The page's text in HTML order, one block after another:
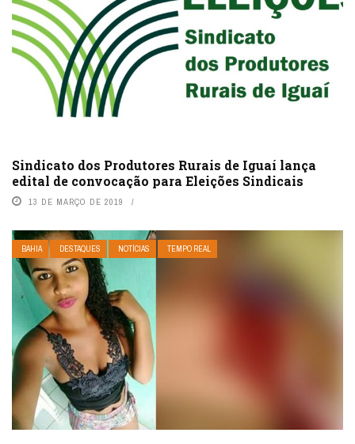
Sindicato dos Produtores Rurais de Iguaí lança
edital de convocação para Eleições Sindicais
13 DE MARÇO DE 2019
BAHIA DESTAQUES NOTÍCIAS TEMPO REAL